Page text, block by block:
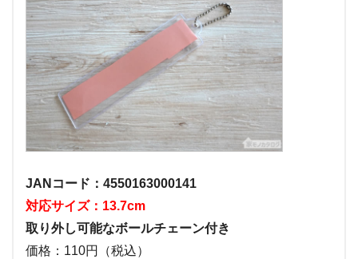
JANコード：4550163000141
対応サイズ：13.7cm
取り外し可能なボールチェーン付き
価格：110円（税込）